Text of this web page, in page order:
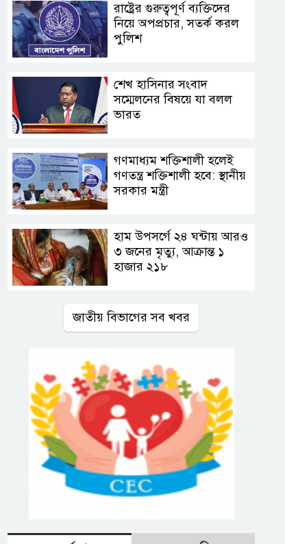
রাষ্ট্রের গুরুত্বপূর্ণ ব্যক্তিদের
নিয়ে অপপ্রচার, সতর্ক করল
পুলিশ
শেখ হাসিনার সংবাদ
সম্মেলনের বিষয়ে যা বলল
ভারত
গণমাধ্যম শক্তিশালী হলেই
গণতন্ত্র শক্তিশালী হবে: স্থানীয়
সরকার মন্ত্রী
হাম উপসর্গে ২৪ ঘন্টায় আরও
৩ জনের মৃত্যু, আক্রান্ত ১
হাজার ২১৮
জাতীয় বিভাগের সব খবর